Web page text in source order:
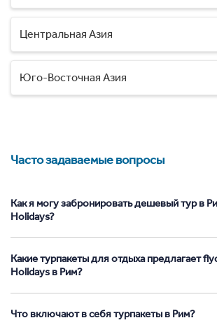
Центральная Азия
Юго-Восточная Азия
Часто задаваемые вопросы
Как я могу забронировать дешевый тур в
Holidays?
Какие турпакеты для отдыха предлагает
Holidays в Рим?
Что включают в себя турпакеты в Рим?